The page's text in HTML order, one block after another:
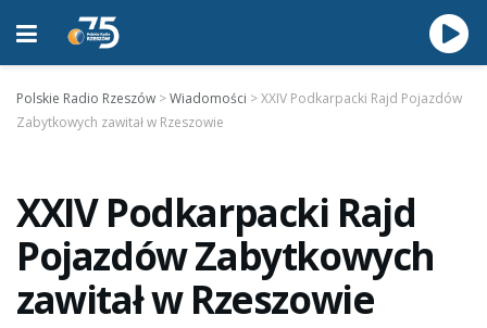
Polskie Radio Rzeszów >Wiadomości >XXIV Podkarpacki Rajd Pojazdów
Zabytkowych zawitał w Rzeszowie
XXIV Podkarpacki Rajd
Pojazdów Zabytkowych
zawitał w Rzeszowie